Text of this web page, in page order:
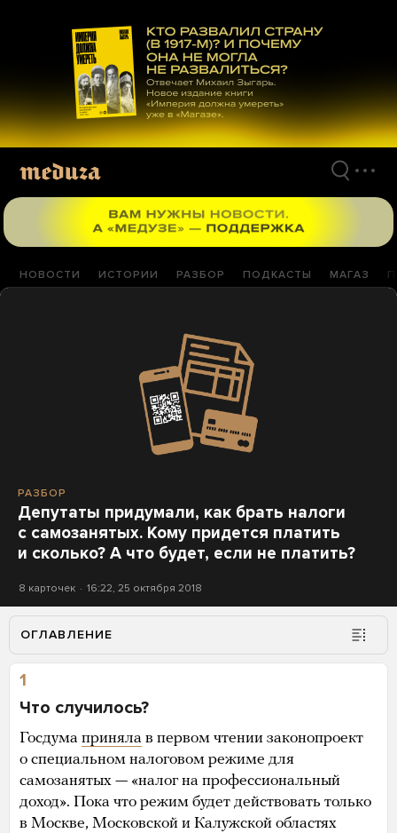
материалам
НОВОСТИ ИСТОРИИ РАЗБОР ПОДКАСТЫ МАГАЗ
РАЗБОР
Депутаты придумали, как брать налоги
с самозанятых. Кому придется платить
и сколько? А что будет, если не платить?
8 карточек 16:22, 25 октября 2018
ОГЛАВЛЕНИЕ
1
Что случилось?
Госдума приняла в первом чтении законопроект
о специальном налоговом режиме для
самозанятых — «налог на профессиональный
доход». Пока что режим будет действовать только
в Москве, Московской и Калужской областях